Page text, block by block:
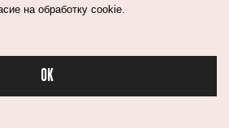
Бьюти в спорте
на обработку cookie.
OK